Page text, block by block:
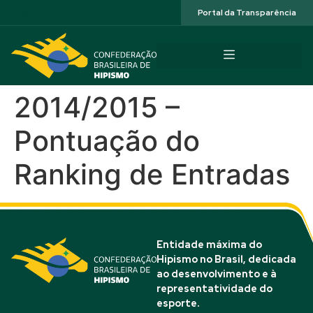
Portal da Transparência
2014/2015 –
Pontuação do
Ranking de Entradas
Entidade máxima do
Hipismo no Brasil, dedicada
ao desenvolvimento e à
representatividade do
esporte.